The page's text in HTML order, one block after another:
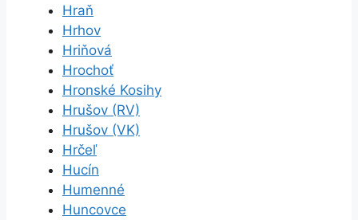
Hraň
Hrhov
Hriňová
Hrochoť
Hronské Kosihy
Hrušov (RV)
Hrušov (VK)
Hrčeľ
Hucín
Humenné
Huncovce